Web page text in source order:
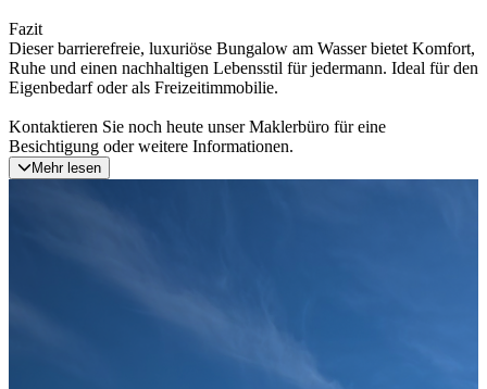
Fazit
Dieser barrierefreie, luxuriöse Bungalow am Wasser bietet Komfort,
Ruhe und einen nachhaltigen Lebensstil für jedermann. Ideal für den
Eigenbedarf oder als Freizeitimmobilie.
Kontaktieren Sie noch heute unser Maklerbüro für eine
Besichtigung oder weitere Informationen.
Mehr lesen